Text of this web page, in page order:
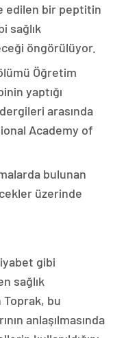
edilen bir peptitin
sağlık
öngörülüyor.
Öğretim
yaptığı
arasında
Academy of
bulunan
üzerinde
gibi
sağlık
bu
anlaşılmasında